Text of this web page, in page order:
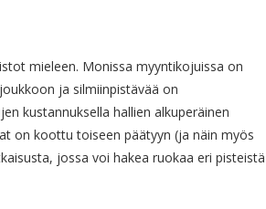
mieleen. Monissa myyntikojuissa on
ja silmiinpistävää on
kustannuksella hallien alkuperäinen
on koottu toiseen päätyyn (ja näin myös
jossa voi hakea ruokaa eri pisteistä